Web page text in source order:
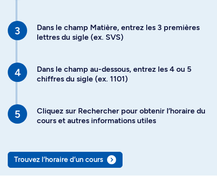
Dans le champ Matière, entrez les 3 premières
lettres du sigle (ex. SVS)
Dans le champ au-dessous, entrez les 4 ou 5
chiffres du sigle (ex. 1101)
Cliquez sur Rechercher pour obtenir l’horaire du
cours et autres informations utiles
Trouvez l’horaire d’un cours